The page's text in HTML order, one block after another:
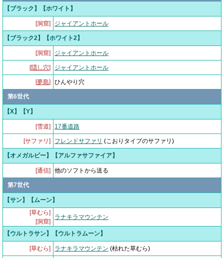
【ブラック】【ホワイト】
[洞窟] ジャイアントホール
【ブラック2】【ホワイト2】
[洞窟] ジャイアントホール
[隠し穴] ジャイアントホール
[夢島] ひんやり穴
第6世代
【X】【Y】
[雪道] 17番道路
[サファリ] フレンドサファリ (こおりタイプのサファリ)
【オメガルビー】【アルファサファイア】
[通信] 他のソフトから送る
第7世代
【サン】【ムーン】
[草むら]
[洞窟]
ラナキラマウンテン
【ウルトラサン】【ウルトラムーン】
[草むら] ラナキラマウンテン (枯れた草むら)